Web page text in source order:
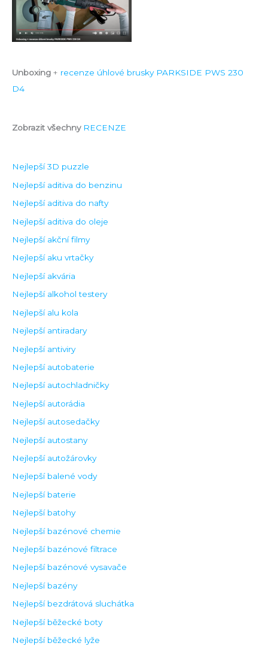
Unboxing + recenze úhlové brusky PARKSIDE PWS 230
D4
Zobrazit všechny RECENZE
Nejlepší 3D puzzle
Nejlepší aditiva do benzinu
Nejlepší aditiva do nafty
Nejlepší aditiva do oleje
Nejlepší akční filmy
Nejlepší aku vrtačky
Nejlepší akvária
Nejlepší alkohol testery
Nejlepší alu kola
Nejlepší antiradary
Nejlepší antiviry
Nejlepší autobaterie
Nejlepší autochladničky
Nejlepší autorádia
Nejlepší autosedačky
Nejlepší autostany
Nejlepší autožárovky
Nejlepší balené vody
Nejlepší baterie
Nejlepší batohy
Nejlepší bazénové chemie
Nejlepší bazénové filtrace
Nejlepší bazénové vysavače
Nejlepší bazény
Nejlepší bezdrátová sluchátka
Nejlepší běžecké boty
Nejlepší běžecké lyže